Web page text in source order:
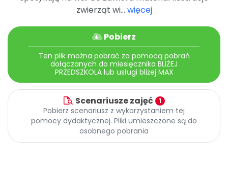
zwierząt wi... więcej
Pobierz
Ten plik można pobrać za pomocą pobrań
dołączanych do miesięcznika BLIŻEJ
PRZEDSZKOLA lub usługi bliżej MAX
Scenariusze zajęć 1
Pobierz scenariusz z wykorzystaniem tej
pomocy dydaktycznej. Pliki umieszczone są do
osobnego pobrania